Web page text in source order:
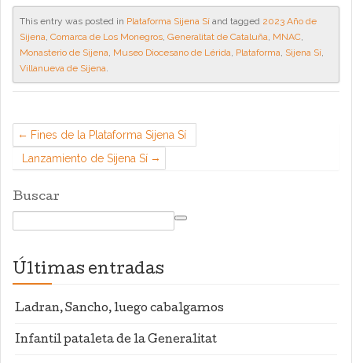
This entry was posted in Plataforma Sijena Sí and tagged 2023 Año de
Sijena, Comarca de Los Monegros, Generalitat de Cataluña, MNAC,
Monasterio de Sijena, Museo Diocesano de Lérida, Plataforma, Sijena Sí,
Villanueva de Sijena.
Fines de la Plataforma Sijena Sí
Lanzamiento de Sijena Sí
Buscar
Últimas entradas
Ladran, Sancho, luego cabalgamos
Infantil pataleta de la Generalitat